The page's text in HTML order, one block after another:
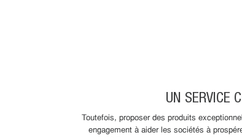
UN SERVICE
Toutefois, proposer des produits
engagement à aider les sociétés à